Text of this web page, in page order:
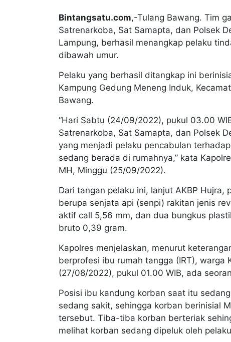
Bintangsatu.com,-Tulang Bawang. Tim
Satrenarkoba, Sat Samapta, dan Polsek
Lampung, berhasil menangkap pelaku
dibawah umur.
Pelaku yang berhasil ditangkap ini
Kampung Gedung Meneng Induk,
Bawang.
“Hari Sabtu (24/09/2022), pukul 03.00
Satrenarkoba, Sat Samapta, dan Polsek
yang menjadi pelaku pencabulan
sedang berada di rumahnya,” kata
MH, Minggu (25/09/2022).
Dari tangan pelaku ini, lanjut AKBP
berupa senjata api (senpi) rakitan jenis
aktif call 5,56 mm, dan dua bungkus
bruto 0,39 gram.
Kapolres menjelaskan, menurut
berprofesi ibu rumah tangga (IRT), warga
(27/08/2022), pukul 01.00 WIB, ada
Posisi ibu kandung korban saat itu
sedang sakit, sehingga korban berinisial
tersebut. Tiba-tiba korban berteriak
melihat korban sedang dipeluk oleh